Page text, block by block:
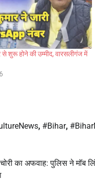
से शुरू होने की उम्मीद, वारसलीगंज में
, #Bihar,
का अफवाह: पुलिस ने मॉब